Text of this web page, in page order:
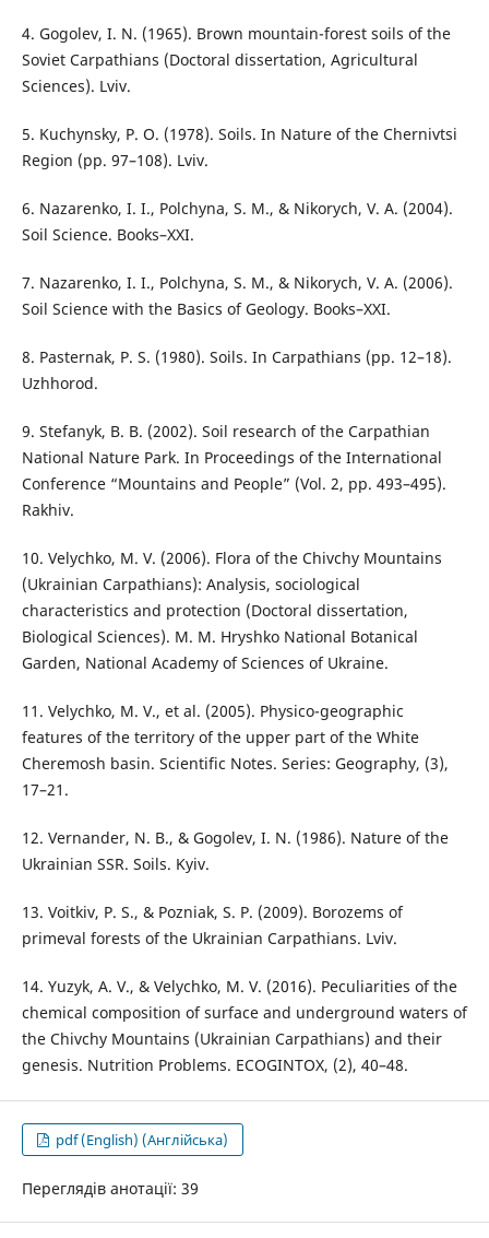
4. Gogolev, I. N. (1965). Brown mountain-forest soils of the
Soviet Carpathians (Doctoral dissertation, Agricultural
Sciences). Lviv.
5. Kuchynsky, P. O. (1978). Soils. In Nature of the Chernivtsi
Region (pp. 97–108). Lviv.
6. Nazarenko, I. I., Polchyna, S. M., & Nikorych, V. A. (2004).
Soil Science. Books–XXI.
7. Nazarenko, I. I., Polchyna, S. M., & Nikorych, V. A. (2006).
Soil Science with the Basics of Geology. Books–XXI.
8. Pasternak, P. S. (1980). Soils. In Carpathians (pp. 12–18).
Uzhhorod.
9. Stefanyk, B. B. (2002). Soil research of the Carpathian
National Nature Park. In Proceedings of the International
Conference “Mountains and People” (Vol. 2, pp. 493–495).
Rakhiv.
10. Velychko, M. V. (2006). Flora of the Chivchy Mountains
(Ukrainian Carpathians): Analysis, sociological
characteristics and protection (Doctoral dissertation,
Biological Sciences). M. M. Hryshko National Botanical
Garden, National Academy of Sciences of Ukraine.
11. Velychko, M. V., et al. (2005). Physico-geographic
features of the territory of the upper part of the White
Cheremosh basin. Scientific Notes. Series: Geography, (3),
17–21.
12. Vernander, N. B., & Gogolev, I. N. (1986). Nature of the
Ukrainian SSR. Soils. Kyiv.
13. Voitkiv, P. S., & Pozniak, S. P. (2009). Borozems of
primeval forests of the Ukrainian Carpathians. Lviv.
14. Yuzyk, A. V., & Velychko, M. V. (2016). Peculiarities of the
chemical composition of surface and underground waters of
the Chivchy Mountains (Ukrainian Carpathians) and their
genesis. Nutrition Problems. ECOGINTOX, (2), 40–48.
pdf (English) (Англійська)
Переглядів анотації: 39